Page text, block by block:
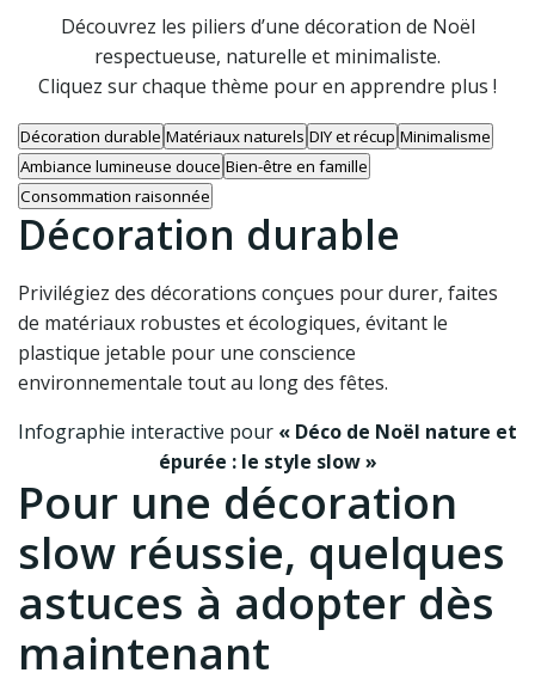
Découvrez les piliers d’une décoration de Noël
respectueuse, naturelle et minimaliste.
Cliquez sur chaque thème pour en apprendre plus !
Décoration durable Matériaux naturels DIY et récup Minimalisme
Ambiance lumineuse douce Bien-être en famille
Consommation raisonnée
Décoration durable
Privilégiez des décorations conçues pour durer, faites
de matériaux robustes et écologiques, évitant le
plastique jetable pour une conscience
environnementale tout au long des fêtes.
Infographie interactive pour « Déco de Noël nature et
épurée : le style slow »
Pour une décoration
slow réussie, quelques
astuces à adopter dès
maintenant